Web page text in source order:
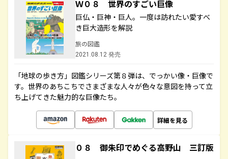
Ｗ０８ 世界のすごい巨像
巨仏・巨神・巨人。一度は訪れたい愛すべ
き巨大造形を解説
旅の図鑑
2021.08.12 発売
「地球の歩き方」図鑑シリーズ第８弾は、でっかい像・巨像で
す。世界のあちこちでさまざまな人々が色々な意図を持って立
ち上げてきた魅力的な巨像たち。
詳細を見る
０８ 御朱印でめぐる高野山 三訂版